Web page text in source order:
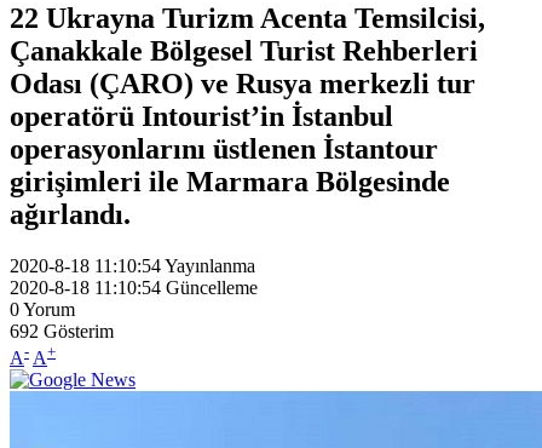
22 Ukrayna Turizm Acenta Temsilcisi,
Çanakkale Bölgesel Turist Rehberleri
Odası (ÇARO) ve Rusya merkezli tur
operatörü Intourist’in İstanbul
operasyonlarını üstlenen İstantour
girişimleri ile Marmara Bölgesinde
ağırlandı.
2020-8-18 11:10:54Yayınlanma
2020-8-18 11:10:54 Güncelleme
0Yorum
692 Gösterim
A- A+